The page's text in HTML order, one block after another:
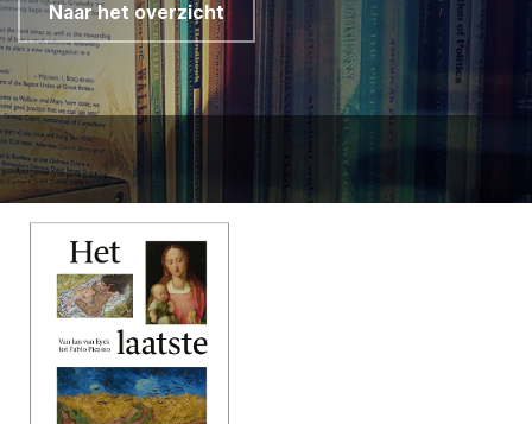
Naar het overzicht